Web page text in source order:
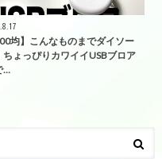
均】こんなものまでダイソー
ちょっぴりカワイイUSBブロア
…